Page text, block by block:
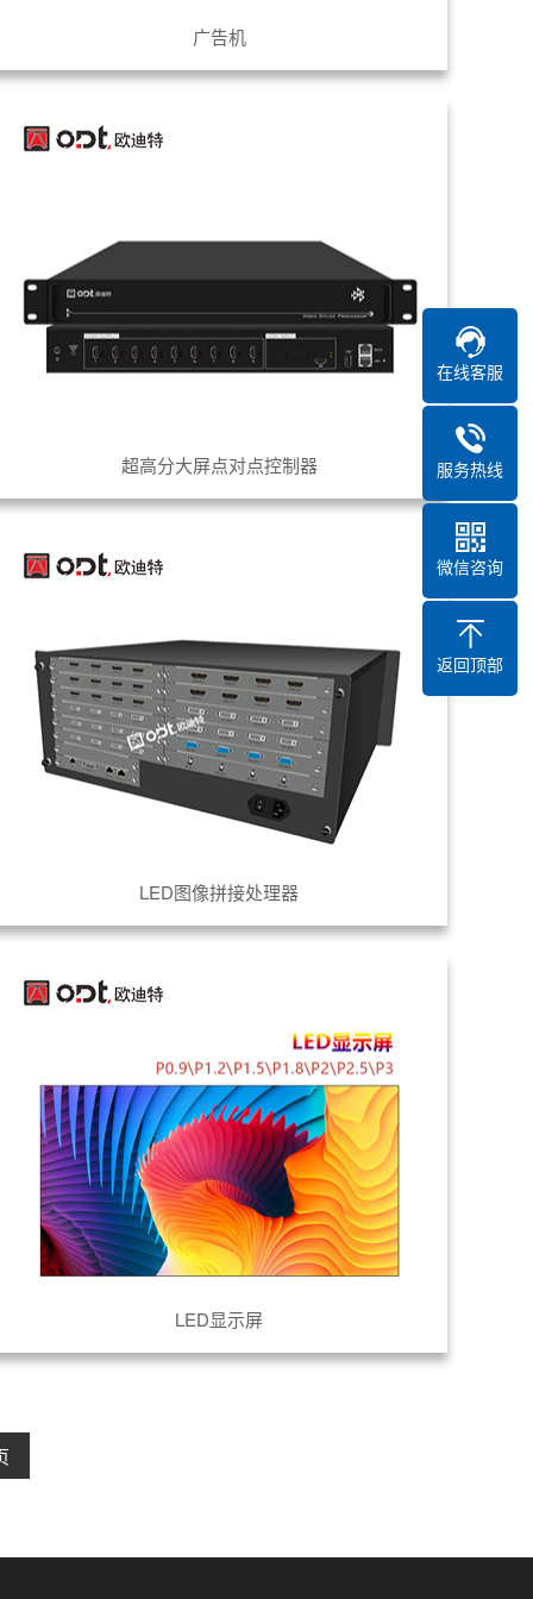
广告机
超高分大屏点对点控制器
LED图像拼接处理器
LED显示屏
在线客服
服务热线
微信咨询
返回顶部